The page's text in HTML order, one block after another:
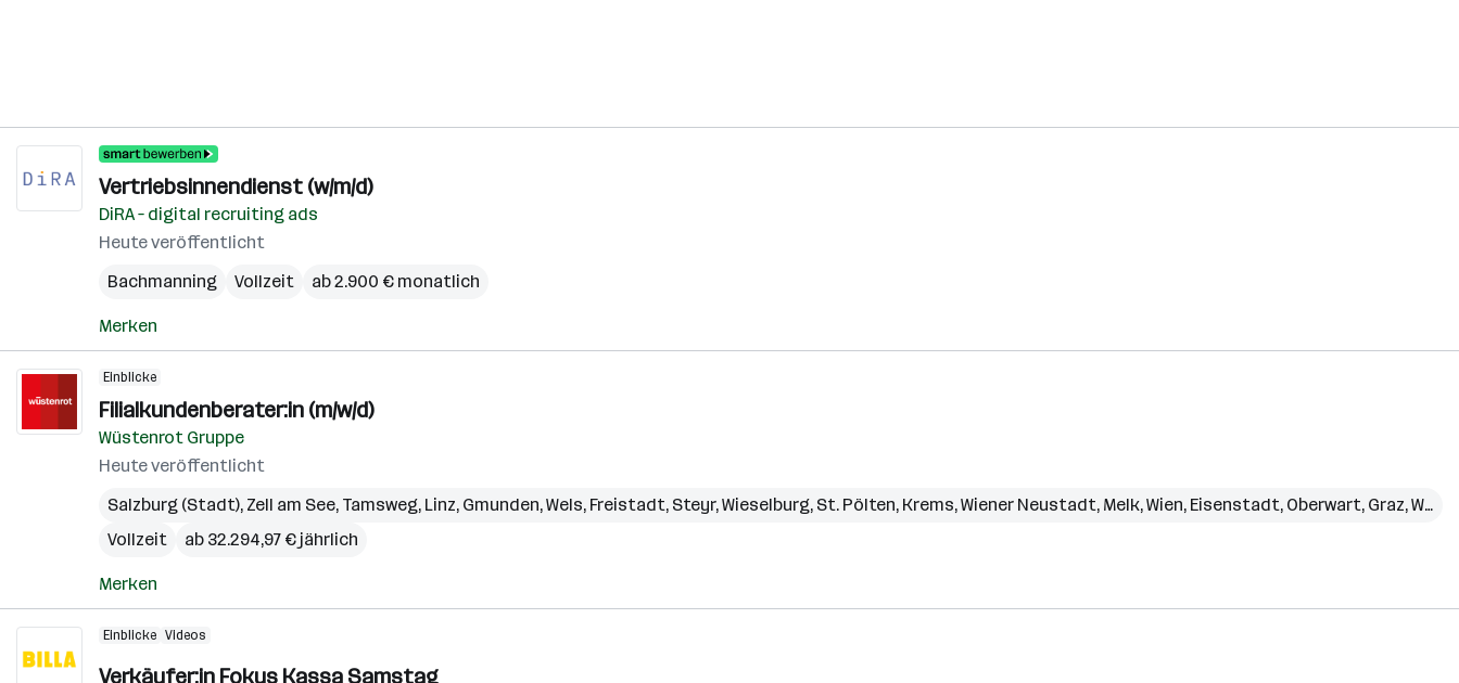
Vertriebsinnendienst (w/m/d)
DiRA – digital recruiting ads
Heute veröffentlicht
Bachmanning
Vollzeit ab 2.900 € monatlich
Merken
Einblicke
Filialkundenberater:in (m/w/d)
Wüstenrot Gruppe
Heute veröffentlicht
Salzburg (Stadt), Zell am See, Tamsweg, Linz, Gmunden,Wels, Freistadt, Steyr,Wieselburg, St. Pölten, Krems,Wiener Neustadt, Melk,Wien, Eisenstadt, Oberwart, Graz,Weiz
Vollzeit
ab 32.294,97 € jährlich
Merken
Einblicke Videos
Verkäufer:in Fokus Kassa Samstag